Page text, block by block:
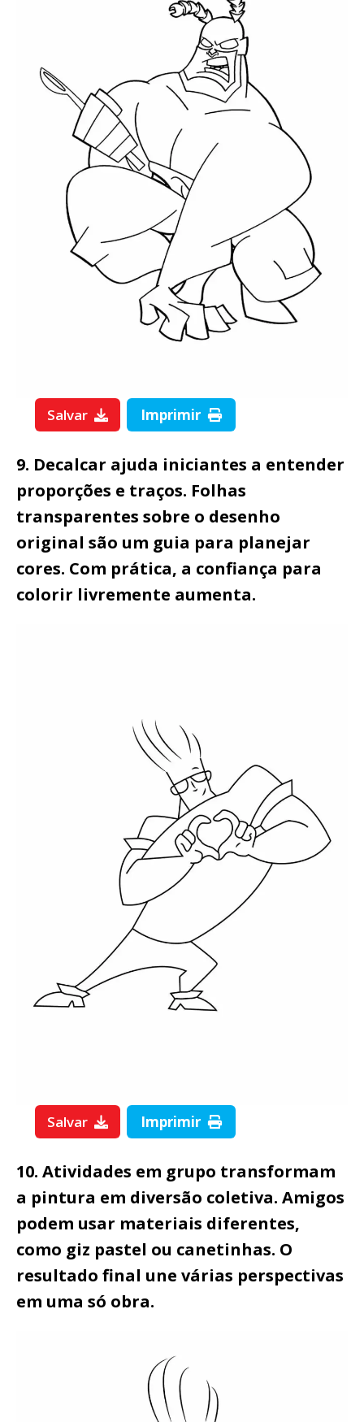
Salvar Imprimir
9. Decalcar ajuda iniciantes a entender
proporções e traços. Folhas
transparentes sobre o desenho
original são um guia para planejar
cores. Com prática, a confiança para
colorir livremente aumenta.
Salvar Imprimir
10. Atividades em grupo transformam
a pintura em diversão coletiva. Amigos
podem usar materiais diferentes,
como giz pastel ou canetinhas. O
resultado final une várias perspectivas
em uma só obra.